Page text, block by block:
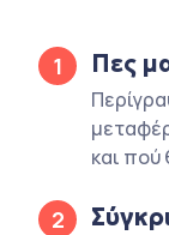
1 Πες
και
2